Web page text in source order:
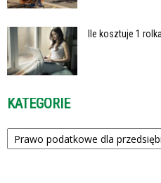
Ile kosztuje 1
KATEGORIE
Kategorie